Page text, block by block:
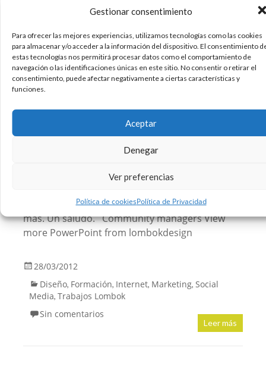
Gestionar consentimiento
Para ofrecer las mejores experiencias, utilizamos tecnologías como las cookies
para almacenar y/o acceder a la información del dispositivo. El consentimiento
estas tecnologías nos permitirá procesar datos como el comportamiento de
navegación o las identificaciones únicas en este sitio. No consentir o retirar el
consentimiento, puede afectar negativamente a ciertas características y
funciones.
Aceptar
Denegar
Ver preferencias
Política de cookiesPolítica de Privacidad
Leer más
Un mal Community Manager
sale muy caro #marketing
#socialmedia #presentacion
Hola. Una presentación sobre como un buen
Community Manager malo, lo puede ser aún
más. Un saludo. Community managers View
more PowerPoint from lombokdesign
28/03/2012
Diseño, Formación, Internet, Marketing, Social
Media, Trabajos Lombok
Sin comentarios
Leer más